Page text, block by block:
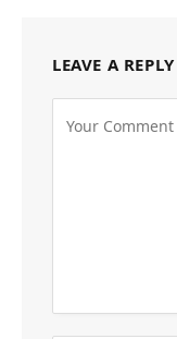
LEAVE A REPLY